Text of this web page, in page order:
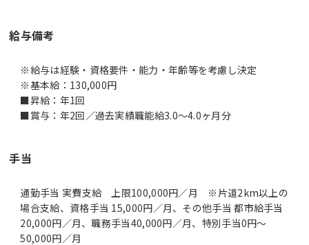
給与備考
※給与は経験・資格要件・能力・年齢等を考慮し決定
※基本給：130,000円
■昇給：年1回
■賞与：年2回／過去実績職能給3.0～4.0ヶ月分
手当
通勤手当 実費支給 上限100,000円／月 ※片道2km以上の
場合支給、資格手当 15,000円／月、その他手当 都市給手当
20,000円／月、職務手当40,000円／月、特別手当0円～
50,000円／月